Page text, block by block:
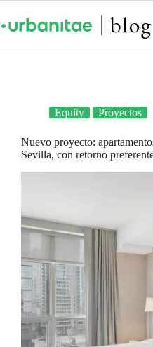
Equity Proyectos
Nuevo proyecto:
Sevilla, con retorno